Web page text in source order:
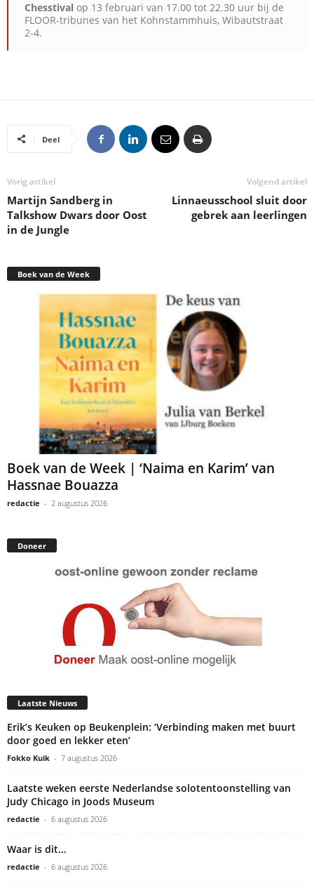
Chesstival op 13 februari van 17.00 tot 22.30 uur bij de
FLOOR-tribunes van het Kohnstammhuis, Wibautstraat
2-4.
Deel
Vorig artikel
Martijn Sandberg in
Talkshow Dwars door Oost
in de Jungle
Volgend artikel
Linnaeusschool sluit door
gebrek aan leerlingen
Boek van de Week
Boek van de Week | ‘Naima en Karim’ van
Hassnae Bouazza
redactie - 2 augustus 2026
Doneer
Laatste Nieuws
Erik’s Keuken op Beukenplein: ‘Verbinding maken met buurt
door goed en lekker eten’
Fokko Kuik - 7 augustus 2026
Laatste weken eerste Nederlandse solotentoonstelling van
Judy Chicago in Joods Museum
redactie - 6 augustus 2026
Waar is dit…
redactie - 6 augustus 2026